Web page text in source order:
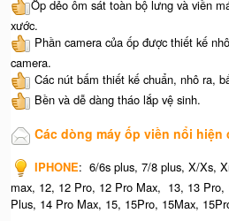
Ốp dẻo ôm sát toàn bộ lưng và viền
xước.
Phần camera của ốp được thiết kế
camera.
Các nút bấm thiết kế chuẩn, nhô ra,
Bền và dễ dàng tháo lắp vệ sinh.
Các dòng máy ốp viền nổi hiện
IPHONE: 6/6s plus, 7/8 plus, X/Xs,
max, 12, 12 Pro, 12 Pro Max, 13, 13
Plus, 14 Pro Max, 15, 15Pro, 15Max,